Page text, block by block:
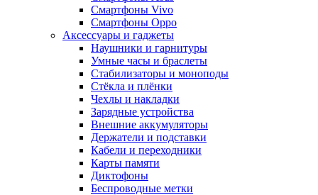
Смартфоны Vivo
Смартфоны Oppo
Аксессуары и гаджеты
Наушники и гарнитуры
Умные часы и браслеты
Стабилизаторы и моноподы
Стёкла и плёнки
Чехлы и накладки
Зарядные устройства
Внешние аккумуляторы
Держатели и подставки
Кабели и переходники
Карты памяти
Диктофоны
Беспроводные метки